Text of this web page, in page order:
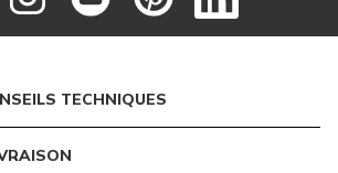
TECHNIQUES